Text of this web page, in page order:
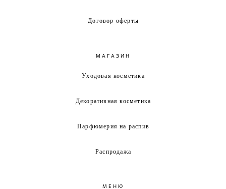
Договор оферты
МАГАЗИН
Уходовая косметика
Декоративная косметика
Парфюмерия на распив
Распродажа
МЕНЮ